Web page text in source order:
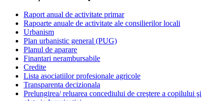
Raport anual de activitate primar
Rapoarte anuale de activitate ale consilierilor locali
Urbanism
Plan urbanistic general (PUG)
Planul de aparare
Finantari nerambursabile
Credite
Lista asociatiilor profesionale agricole
Transparenta decizionala
Prelungirea/ reluarea concediului de creştere a copilului şi